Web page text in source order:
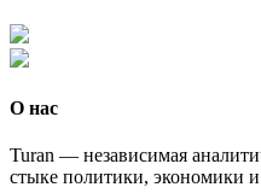
О нас
Turan — независимая
стыке политики, экономики